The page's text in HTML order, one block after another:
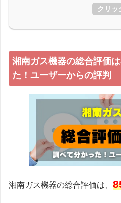
クリッ
湘南ガス機器の総合評価
た！ユーザーからの評判
湘南ガス機器の総合評価は、